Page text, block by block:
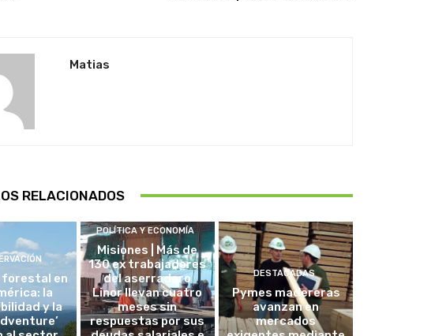
Matias
RELACIONADOS
forestal en
la
y la
POLÍTICA Y ECONOMÍA
Misiones | Más de
130 ex trabajadores
del aserradero
Linor llevan cuatro
meses sin
respuestas por sus
DESTACADAS
Pymes madereras
avanzan en
mercados